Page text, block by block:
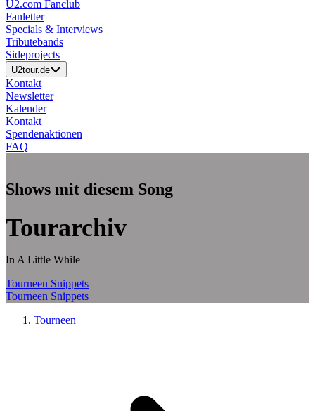
U2.com Fanclub
Fanletter
Specials & Interviews
Tributebands
Sideprojects
U2tour.de
Kontakt
Newsletter
Kalender
Kontakt
Spendenaktionen
FAQ
Shows mit diesem Song
Tourarchiv
In A Little While
Tourneen Snippets
Tourneen Snippets
Tourneen